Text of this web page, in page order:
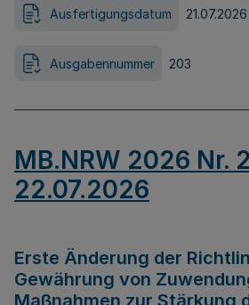
Ausfertigungsdatum 21.07.2026
Ausgabennummer 203
MB.NRW 2026 Nr.
22.07.2026
Erste Änderung der
Gewährung von
Maßnahmen zur Stärkung